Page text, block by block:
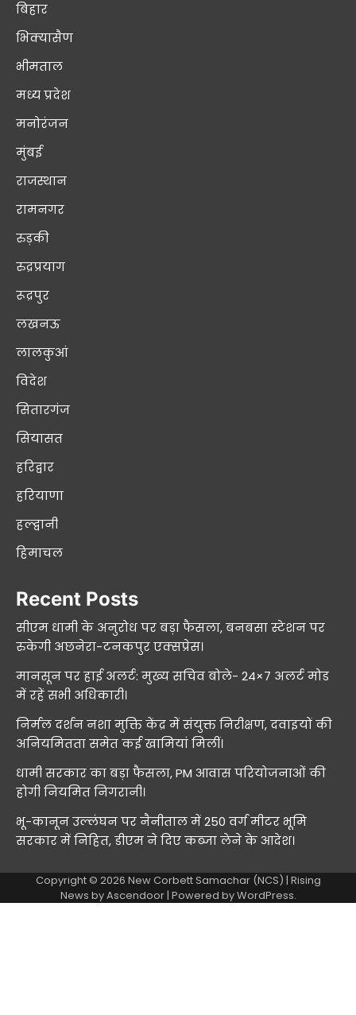
बिहार
भिक्यासैण
भीमताल
मध्य प्रदेश
मनोरंजन
मुंबई
राजस्थान
रामनगर
रुड़की
रुद्रप्रयाग
रूद्रपुर
लखनऊ
लालकुआं
विदेश
सितारगंज
सियासत
हरिद्वार
हरियाणा
हल्द्वानी
हिमाचल
Recent Posts
सीएम धामी के अनुरोध पर बड़ा फैसला, बनबसा स्टेशन पर
रुकेगी अछनेरा-टनकपुर एक्सप्रेस।
मानसून पर हाई अलर्ट: मुख्य सचिव बोले- 24×7 अलर्ट मोड
में रहें सभी अधिकारी।
निर्मल दर्शन नशा मुक्ति केंद्र में संयुक्त निरीक्षण, दवाइयों की
अनियमितता समेत कई खामियां मिलीं।
धामी सरकार का बड़ा फैसला, PM आवास परियोजनाओं की
होगी नियमित निगरानी।
भू-कानून उल्लंघन पर नैनीताल में 250 वर्ग मीटर भूमि
सरकार में निहित, डीएम ने दिए कब्जा लेने के आदेश।
Copyright © 2026 New Corbett Samachar (NCS) | Rising
News byAscendoor| Powered byWordPress.